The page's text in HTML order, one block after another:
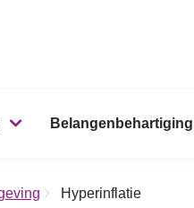
Belangenbehartiging
Hyperinflatie